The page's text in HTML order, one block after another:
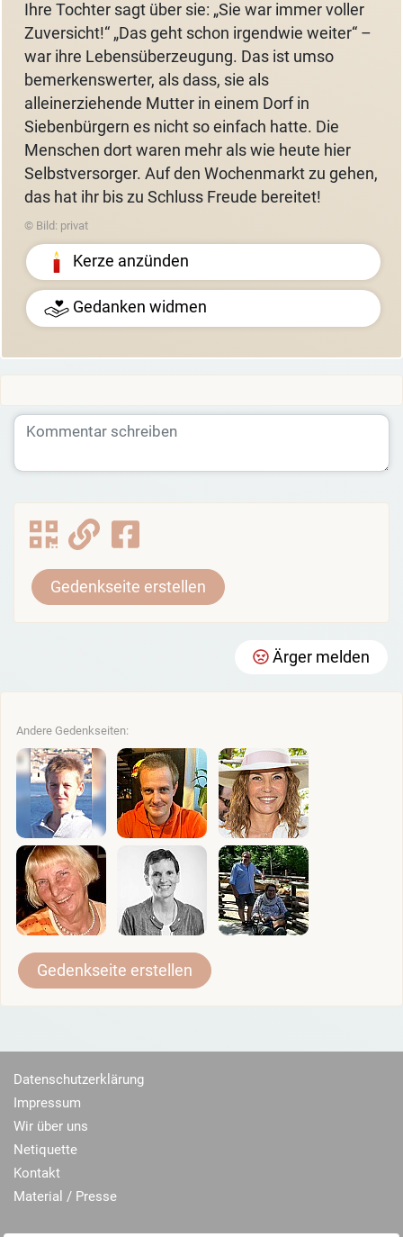
Ihre Tochter sagt über sie: „Sie war immer voller
Zuversicht!“ „Das geht schon irgendwie weiter“ –
war ihre Lebensüberzeugung. Das ist umso
bemerkenswerter, als dass, sie als
alleinerziehende Mutter in einem Dorf in
Siebenbürgern es nicht so einfach hatte. Die
Menschen dort waren mehr als wie heute hier
Selbstversorger. Auf den Wochenmarkt zu gehen,
das hat ihr bis zu Schluss Freude bereitet!
© Bild: privat
Kerze anzünden
Gedanken widmen
Gedenkseite erstellen
Ärger melden
Andere Gedenkseiten:
Gedenkseite erstellen
Datenschutzerklärung
Impressum
Wir über uns
Netiquette
Kontakt
Material / Presse